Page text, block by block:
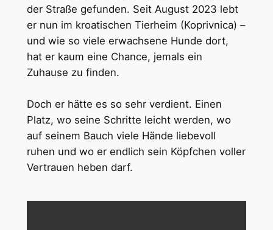
der Straße gefunden. Seit August 2023 lebt
er nun im kroatischen Tierheim (Koprivnica) –
und wie so viele erwachsene Hunde dort,
hat er kaum eine Chance, jemals ein
Zuhause zu finden.
Doch er hätte es so sehr verdient. Einen
Platz, wo seine Schritte leicht werden, wo
auf seinem Bauch viele Hände liebevoll
ruhen und wo er endlich sein Köpfchen voller
Vertrauen heben darf.